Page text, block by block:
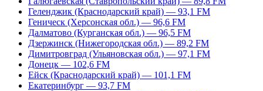
Геленджик (Краснодарский край) — 93,1 FM
Геническ (Херсонская обл.) — 96,6 FM
Далматово (Курганская обл.) — 96,5 FM
Дзержинск (Нижегородская обл.) — 89,2 FM
Димитровград (Ульяновская обл.) — 97,1 FM
Донецк — 102,6 FM
Ейск (Краснодарский край) — 101,1 FM
Екатеринбург — 93,7 FM